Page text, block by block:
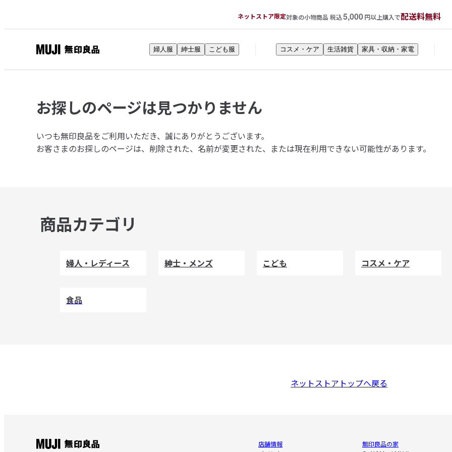
ネットストア限定対象の小物商品 税込5,000円以上購入で配送料無料
印
品
ネ
ト
ス
婦人服 紳士服 こども服 コスメ・ケア 生活雑貨 家具・収納・家電
お探しのページは見つかりません
いつも無印良品をご利用いただき、誠にありがとうございます。
お客さまのお探しのページは、削除された、名前が変更された、または現在利用できない可能性があります。
商品カテゴリ
婦人・レディース 紳士・メンズ こども コスメ・ケア
食品
ネットストアトップへ戻る
店舗情報
無印良品の家